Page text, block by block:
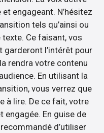
engageant. N’hésitez
tels qu’ainsi ou
Ce faisant, vos
garderont l’intérêt pour
rendra votre contenu
En utilisant la
vous verrez que
à lire. De ce fait, votre
engagée. En guise de
d’utiliser